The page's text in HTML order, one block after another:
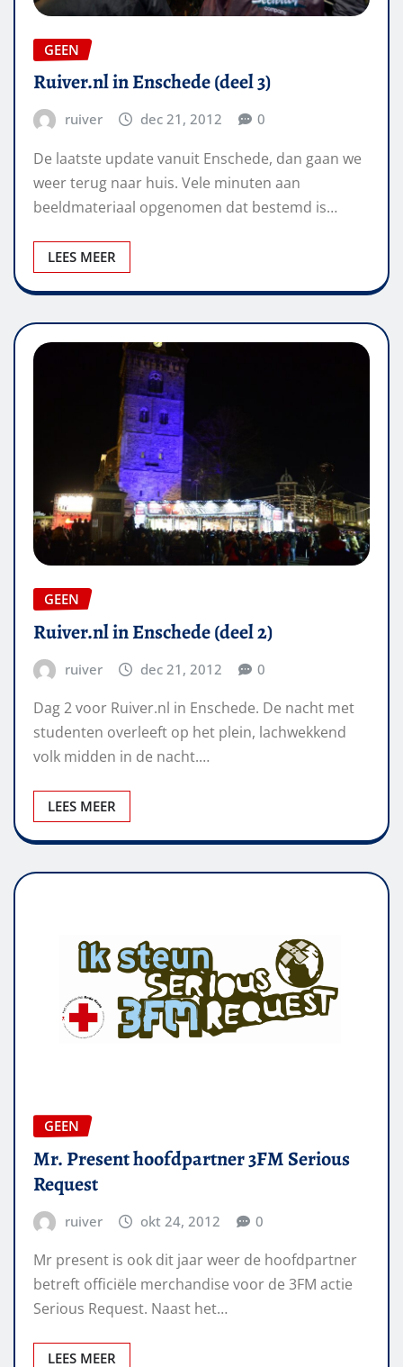
GEEN
Ruiver.nl in Enschede (deel 3)
ruiver dec 21, 2012 0
De laatste update vanuit Enschede, dan gaan we
weer terug naar huis. Vele minuten aan
beeldmateriaal opgenomen dat bestemd is…
LEES MEER
GEEN
Ruiver.nl in Enschede (deel 2)
ruiver dec 21, 2012 0
Dag 2 voor Ruiver.nl in Enschede. De nacht met
studenten overleeft op het plein, lachwekkend
volk midden in de nacht.…
LEES MEER
GEEN
Mr. Present hoofdpartner 3FM Serious
Request
ruiver okt 24, 2012 0
Mr present is ook dit jaar weer de hoofdpartner
betreft officiële merchandise voor de 3FM actie
Serious Request. Naast het…
LEES MEER